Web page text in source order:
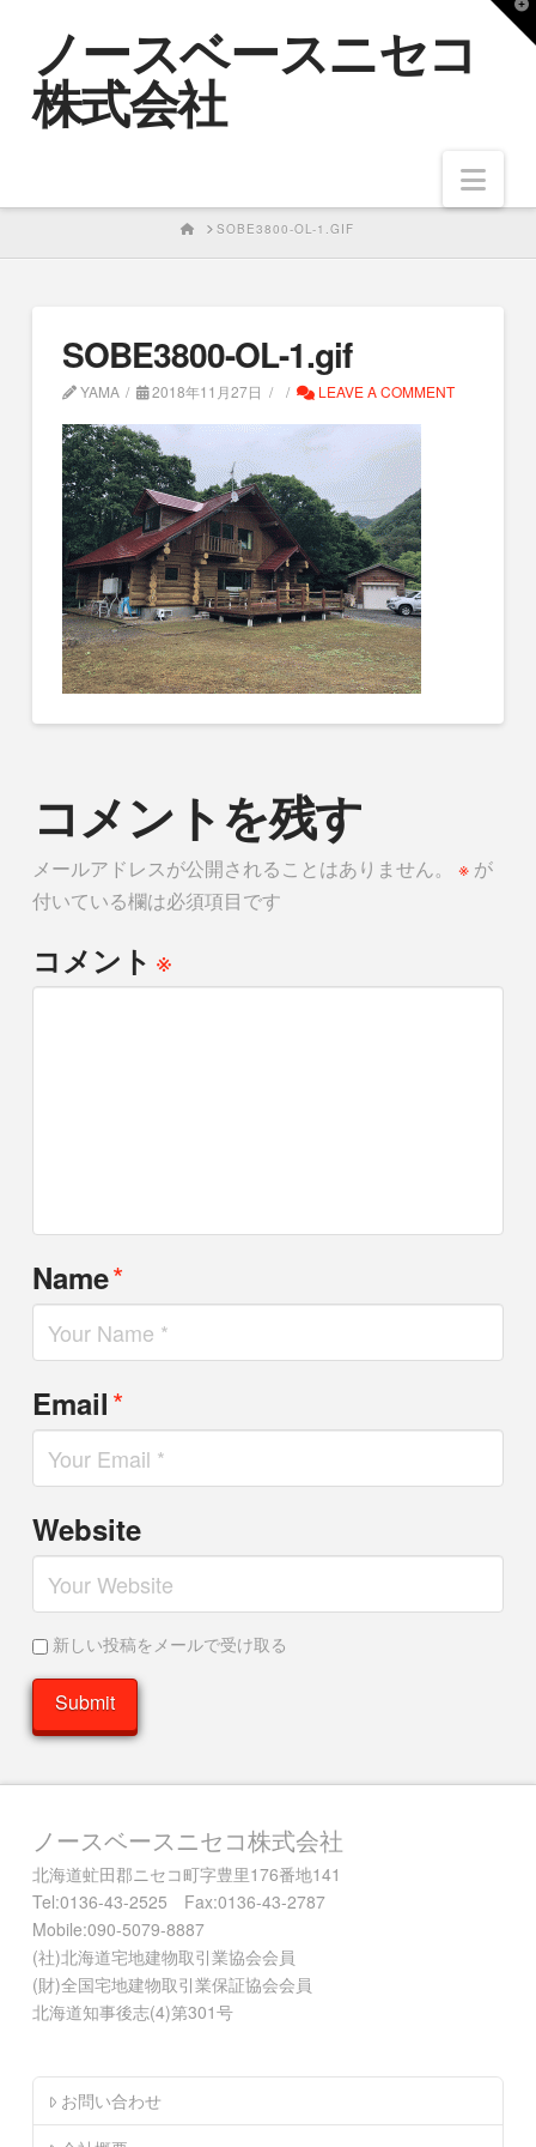
ノースベースニセコ
株式会社
HOMESOBE3800-OL-1.GIF
SOBE3800-OL-1.gif
YAMA 2018年11月27日 LEAVE A COMMENT
コメントを残す
メールアドレスが公開されることはありません。 ※が
付いている欄は必須項目です
コメント※
Name*
Email*
Website
新しい投稿をメールで受け取る
ノースベースニセコ株式会社
北海道虻田郡ニセコ町字豊里176番地141
Tel:0136-43-2525 Fax:0136-43-2787
Mobile:090-5079-8887
(社)北海道宅地建物取引業協会会員
(財)全国宅地建物取引業保証協会会員
北海道知事後志(4)第301号
お問い合わせ